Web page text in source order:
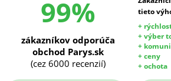
99%
tieto
+
+ výber
+
+ ceny
+ ochota
zákazníkov odporúča
obchod Parys.sk
(cez 6000 recenzií)